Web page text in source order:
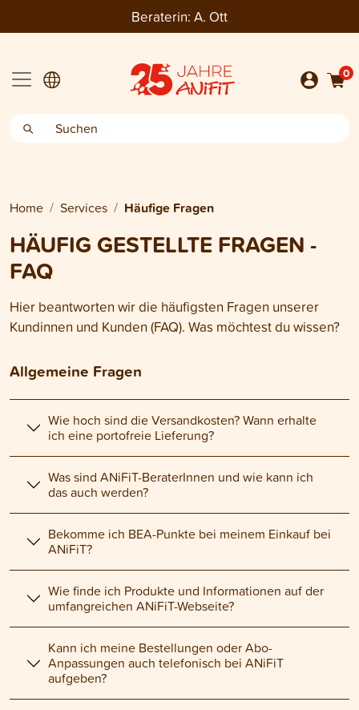
Beraterin: A. Ott
0
Home Services Häufige Fragen
HÄUFIG GESTELLTE FRAGEN -
FAQ
Hier beantworten wir die häufigsten Fragen unserer
Kundinnen und Kunden (FAQ). Was möchtest du wissen?
Allgemeine Fragen
Wie hoch sind die Versandkosten? Wann erhalte
ich eine portofreie Lieferung?
Was sind ANiFiT-BeraterInnen und wie kann ich
das auch werden?
Bekomme ich BEA-Punkte bei meinem Einkauf bei
ANiFiT?
Wie finde ich Produkte und Informationen auf der
umfangreichen ANiFiT-Webseite?
Kann ich meine Bestellungen oder Abo-
Anpassungen auch telefonisch bei ANiFiT
aufgeben?